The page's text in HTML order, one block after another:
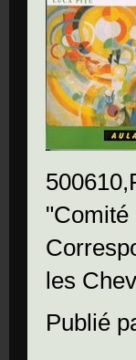
"Comité
les
Publié